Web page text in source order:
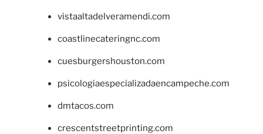
vistaaltadelveramendi.com
coastlinecateringnc.com
cuesburgershouston.com
psicologiaespecializadaencampeche.com
dmtacos.com
crescentstreetprinting.com